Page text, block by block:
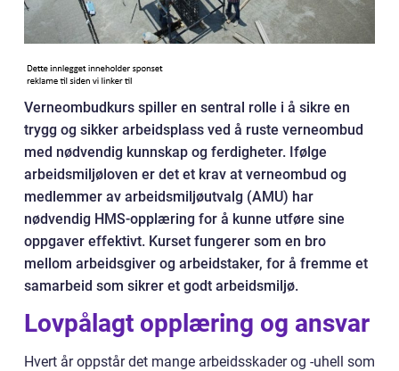
Verneombudkurs spiller en sentral rolle i å sikre en
trygg og sikker arbeidsplass ved å ruste verneombud
med nødvendig kunnskap og ferdigheter. Ifølge
arbeidsmiljøloven er det et krav at verneombud og
medlemmer av arbeidsmiljøutvalg (AMU) har
nødvendig HMS-opplæring for å kunne utføre sine
oppgaver effektivt. Kurset fungerer som en bro
mellom arbeidsgiver og arbeidstaker, for å fremme et
samarbeid som sikrer et godt arbeidsmiljø.
Lovpålagt opplæring og ansvar
Hvert år oppstår det mange arbeidsskader og -uhell som